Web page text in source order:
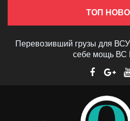
ТОП
Перевозивший грузы для
себе мощь ВС